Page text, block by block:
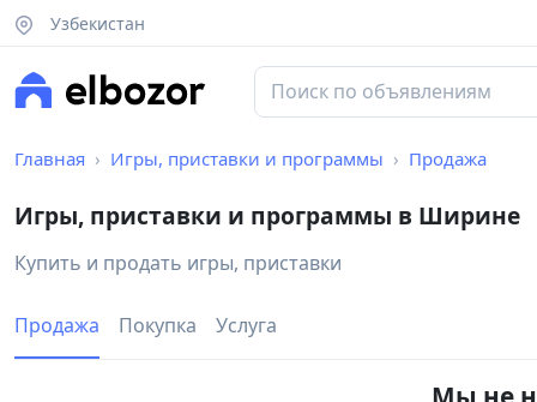
Узбекистан
Главная Игры, приставки и программы Продажа
Игры, приставки и программы в Ширине
Купить и продать игры, приставки
Продажа Покупка Услуга